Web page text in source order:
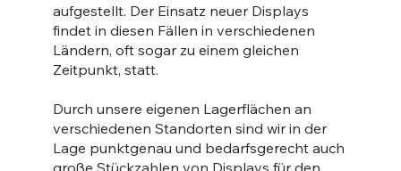
aufgestellt. Der Einsatz neuer Displays
findet in diesen Fällen in verschiedenen
Ländern, oft sogar zu einem gleichen
Zeitpunkt, statt.
Durch unsere eigenen Lagerflächen an
verschiedenen Standorten sind wir in der
Lage punktgenau und bedarfsgerecht auch